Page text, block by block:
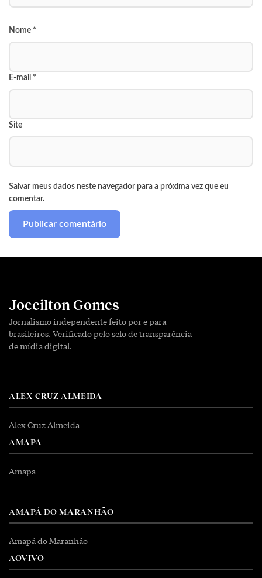
Nome *
E-mail *
Site
Salvar meus dados neste navegador para a próxima vez que eu
comentar.
Joceilton Gomes
Jornalismo independente feito por e para
brasileiros. Verificado pelo selo de transparência
de mídia digital.
ALEX CRUZ ALMEIDA
Alex Cruz Almeida
AMAPA
Amapa
AMAPÁ DO MARANHÃO
Amapá do Maranhão
AOVIVO